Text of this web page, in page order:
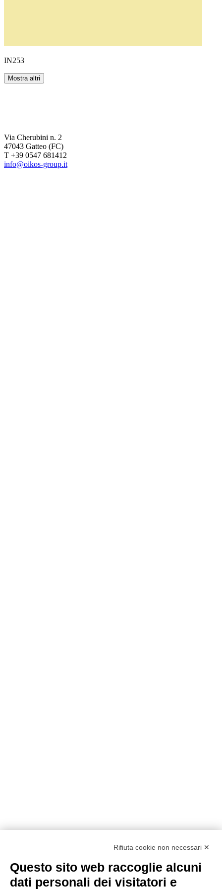
IN253
Mostra altri
Via Cherubini n. 2
47043 Gatteo (FC)
T +39 0547 681412
info@oikos-group.it
Rifiuta cookie non necessari ✕
Questo sito web raccoglie alcuni
dati personali dei visitatori e